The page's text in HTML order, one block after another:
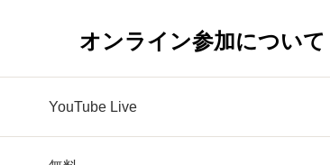
オンライン参加について
YouTube Live